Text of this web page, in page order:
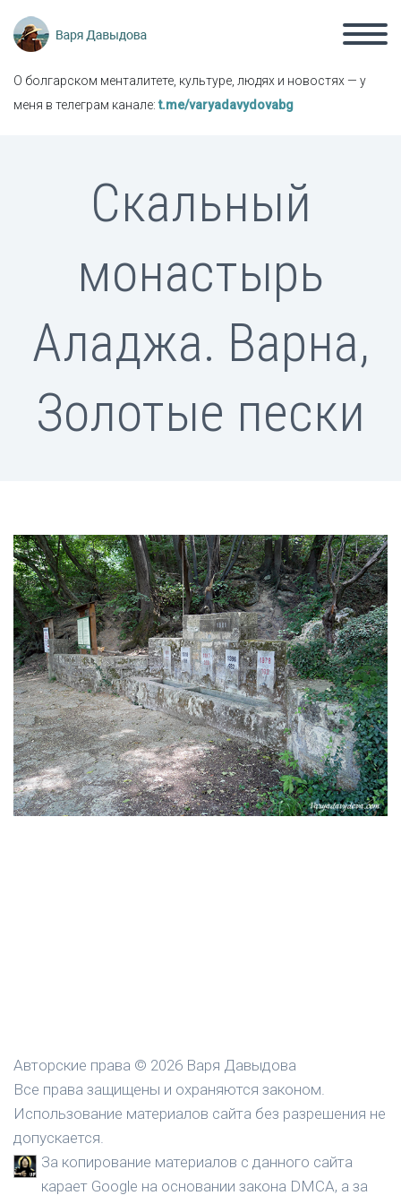
О болгарском менталитете, культуре, людях и новостях — у
меня в телеграм канале:t.me/varyadavydovabg
Скальный
монастырь
Аладжа. Варна,
Золотые пески
Авторские права © 2026 Варя Давыдова
Все права защищены и охраняются законом.
Использование материалов сайта без разрешения не
допускается.
За копирование материалов с данного сайта
карает Google на основании закона DMCA, а за